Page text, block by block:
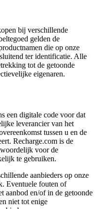
bij verschillende
gelden de
die op onze
ter identificatie. Alle
tot de getoonde
eigenaren.
een digitale code voor dat
leverancier van het
tussen u en de
Recharge.com is de
voor de
te gebruiken.
aanbieders op onze
Eventuele fouten of
aanbod en/of in de getoonde
niet tot enige